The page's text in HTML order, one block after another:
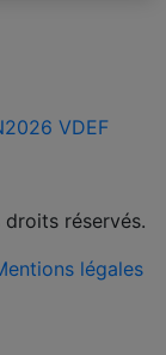
VDEF
réservés.
légales